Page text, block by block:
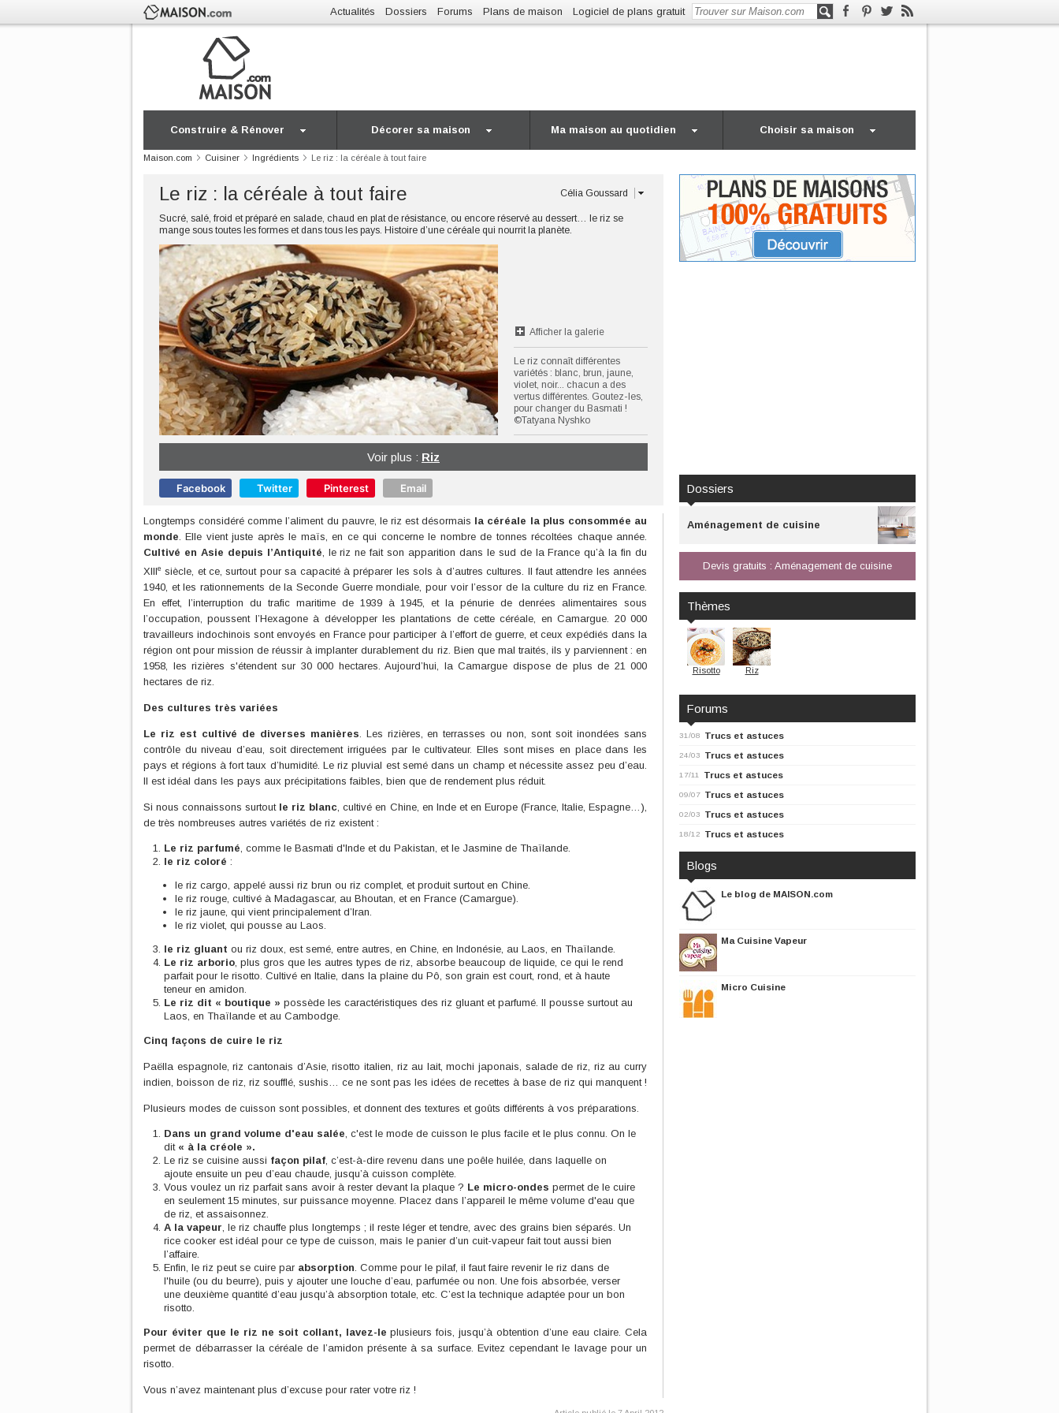
Actualités Dossiers Forums Plans de maison Logiciel de plans gratuit
Construire & Rénover Décorer sa maison Ma maison au quotidien Choisir sa maison
Maison.com Cuisiner Ingrédients Le riz : la céréale à tout faire
Le riz : la céréale à tout faire Célia Goussard
Sucré, salé, froid et préparé en salade, chaud en plat de résistance, ou encore réservé au dessert… le riz se
mange sous toutes les formes et dans tous les pays. Histoire d’une céréale qui nourrit la planète.
Afficher la galerie
Le riz connaît différentes
variétés : blanc, brun, jaune,
violet, noir... chacun a des
vertus différentes. Goutez-les,
pour changer du Basmati !
©Tatyana Nyshko
Voir plus : Riz
Facebook Twitter Pinterest Email
Longtemps considéré comme l’aliment du pauvre, le riz est désormais la céréale la plus consommée au
monde. Elle vient juste après le maïs, en ce qui concerne le nombre de tonnes récoltées chaque année.
Cultivé en Asie depuis l’Antiquité, le riz ne fait son apparition dans le sud de la France qu’à la fin du
XIIIe siècle, et ce, surtout pour sa capacité à préparer les sols à d’autres cultures. Il faut attendre les années
1940, et les rationnements de la Seconde Guerre mondiale, pour voir l’essor de la culture du riz en France.
En effet, l’interruption du trafic maritime de 1939 à 1945, et la pénurie de denrées alimentaires sous
l’occupation, poussent l’Hexagone à développer les plantations de cette céréale, en Camargue. 20 000
travailleurs indochinois sont envoyés en France pour participer à l’effort de guerre, et ceux expédiés dans la
région ont pour mission de réussir à implanter durablement du riz. Bien que mal traités, ils y parviennent : en
1958, les rizières s'étendent sur 30 000 hectares. Aujourd’hui, la Camargue dispose de plus de 21 000
hectares de riz.
Des cultures très variées
Le riz est cultivé de diverses manières. Les rizières, en terrasses ou non, sont soit inondées sans
contrôle du niveau d’eau, soit directement irriguées par le cultivateur. Elles sont mises en place dans les
pays et régions à fort taux d’humidité. Le riz pluvial est semé dans un champ et nécessite assez peu d’eau.
Il est idéal dans les pays aux précipitations faibles, bien que de rendement plus réduit.
Si nous connaissons surtout le riz blanc, cultivé en Chine, en Inde et en Europe (France, Italie, Espagne…),
de très nombreuses autres variétés de riz existent :
Le riz parfumé, comme le Basmati d'Inde et du Pakistan, et le Jasmine de Thaïlande.
le riz coloré :
le riz cargo, appelé aussi riz brun ou riz complet, et produit surtout en Chine.
le riz rouge, cultivé à Madagascar, au Bhoutan, et en France (Camargue).
le riz jaune, qui vient principalement d’Iran.
le riz violet, qui pousse au Laos.
le riz gluant ou riz doux, est semé, entre autres, en Chine, en Indonésie, au Laos, en Thaïlande.
Le riz arborio, plus gros que les autres types de riz, absorbe beaucoup de liquide, ce qui le rend
parfait pour le risotto. Cultivé en Italie, dans la plaine du Pô, son grain est court, rond, et à haute
teneur en amidon.
Le riz dit « boutique » possède les caractéristiques des riz gluant et parfumé. Il pousse surtout au
Laos, en Thaïlande et au Cambodge.
Cinq façons de cuire le riz
Paëlla espagnole, riz cantonais d’Asie, risotto italien, riz au lait, mochi japonais, salade de riz, riz au curry
indien, boisson de riz, riz soufflé, sushis… ce ne sont pas les idées de recettes à base de riz qui manquent !
Plusieurs modes de cuisson sont possibles, et donnent des textures et goûts différents à vos préparations.
Dans un grand volume d'eau salée, c'est le mode de cuisson le plus facile et le plus connu. On le
dit « à la créole ».
Le riz se cuisine aussi façon pilaf, c’est-à-dire revenu dans une poêle huilée, dans laquelle on
ajoute ensuite un peu d’eau chaude, jusqu’à cuisson complète.
Vous voulez un riz parfait sans avoir à rester devant la plaque ? Le micro-ondes permet de le cuire
en seulement 15 minutes, sur puissance moyenne. Placez dans l’appareil le même volume d'eau que
de riz, et assaisonnez.
A la vapeur, le riz chauffe plus longtemps ; il reste léger et tendre, avec des grains bien séparés. Un
rice cooker est idéal pour ce type de cuisson, mais le panier d’un cuit-vapeur fait tout aussi bien
l’affaire.
Enfin, le riz peut se cuire par absorption. Comme pour le pilaf, il faut faire revenir le riz dans de
l'huile (ou du beurre), puis y ajouter une louche d’eau, parfumée ou non. Une fois absorbée, verser
une deuxième quantité d’eau jusqu’à absorption totale, etc. C’est la technique adaptée pour un bon
risotto.
Pour éviter que le riz ne soit collant, lavez-le plusieurs fois, jusqu’à obtention d’une eau claire. Cela
permet de débarrasser la céréale de l’amidon présente à sa surface. Evitez cependant le lavage pour un
risotto.
Vous n’avez maintenant plus d’excuse pour rater votre riz !
Dossiers
Aménagement de cuisine
Devis gratuits : Aménagement de cuisine
Thèmes
Risotto Riz
Forums
31/08 Trucs et astuces
24/03 Trucs et astuces
17/11 Trucs et astuces
09/07 Trucs et astuces
02/03 Trucs et astuces
18/12 Trucs et astuces
Blogs
Le blog de MAISON.com
Ma Cuisine Vapeur
Micro Cuisine